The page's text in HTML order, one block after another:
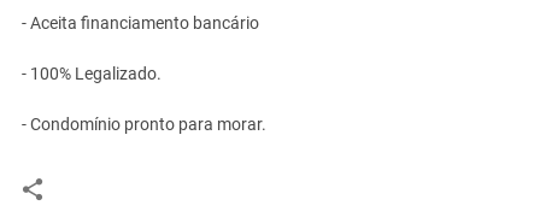
- Aceita financiamento bancário
- 100% Legalizado.
- Condomínio pronto para morar.
- TENHO OUTROS LOTES DE TAMANHOS MAIORES E MENORES